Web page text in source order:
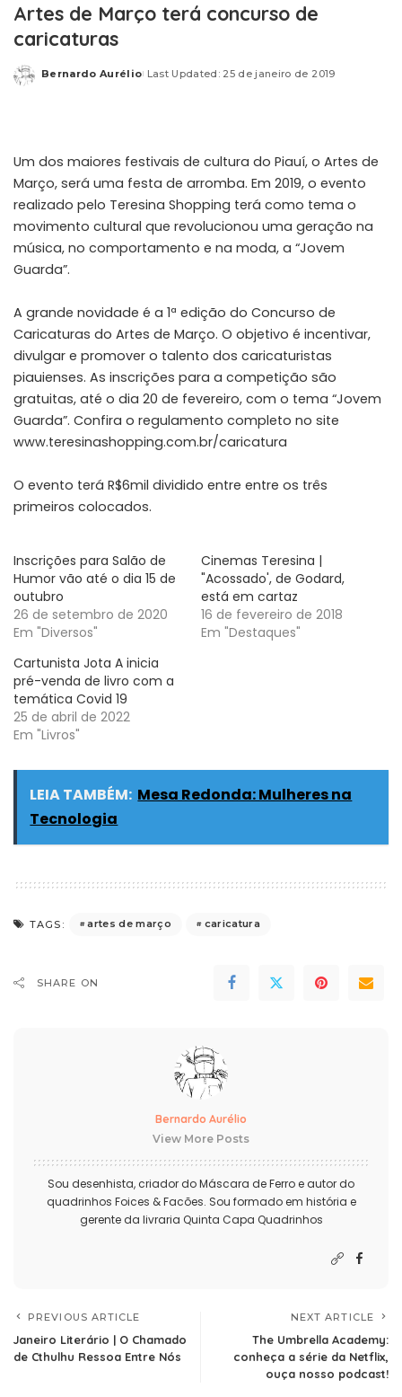
Artes de Março terá concurso de
caricaturas
Posted
Bernardo Aurélio Last Updated: 25 de janeiro de 2019
Um dos maiores festivais de cultura do Piauí, o Artes de
Março, será uma festa de arromba. Em 2019, o evento
realizado pelo Teresina Shopping terá como tema o
movimento cultural que revolucionou uma geração na
música, no comportamento e na moda, a “Jovem
Guarda”.
A grande novidade é a 1ª edição do Concurso de
Caricaturas do Artes de Março. O objetivo é incentivar,
divulgar e promover o talento dos caricaturistas
piauienses. As inscrições para a competição são
gratuitas, até o dia 20 de fevereiro, com o tema “Jovem
Guarda”. Confira o regulamento completo no site
www.teresinashopping.com.br/caricatura
O evento terá R$6mil dividido entre entre os três
primeiros colocados.
Inscrições para Salão de
Humor vão até o dia 15 de
outubro
26 de setembro de 2020
Em "Diversos"
Cinemas Teresina |
"Acossado', de Godard,
está em cartaz
16 de fevereiro de 2018
Em "Destaques"
Cartunista Jota A inicia
pré-venda de livro com a
temática Covid 19
25 de abril de 2022
Em "Livros"
LEIA TAMBÉM: Mesa Redonda: Mulheres na
Tecnologia
TAGS: artes de março caricatura
SHARE ON
Bernardo Aurélio
View More Posts
Sou desenhista, criador do Máscara de Ferro e autor do
quadrinhos Foices & Facões. Sou formado em história e
gerente da livraria Quinta Capa Quadrinhos
PREVIOUS ARTICLE
Janeiro Literário | O Chamado
de Cthulhu Ressoa Entre Nós
NEXT ARTICLE
The Umbrella Academy:
conheça a série da Netflix,
ouça nosso podcast!